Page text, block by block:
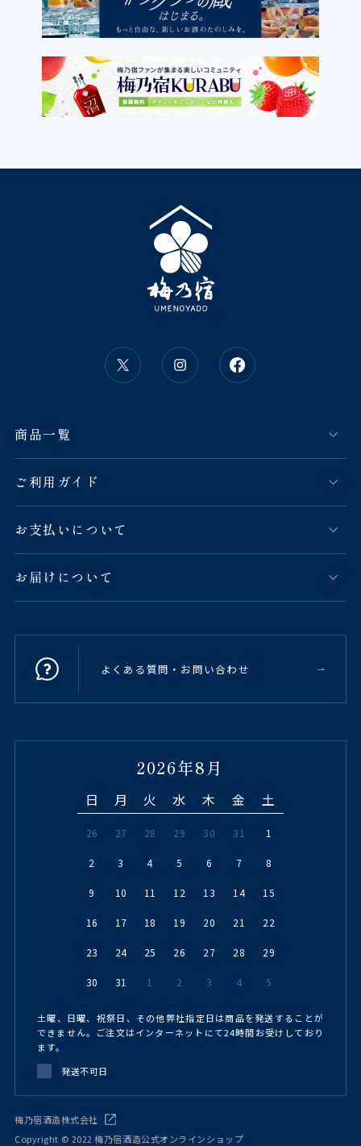
商品一覧
ご利用ガイド
お支払いについて
お届けについて
よくある質問・お問い合わせ
2026年8月
日 月 火 水 木 金 土
26 27 28 29 30 31 1
2 3 4 5 6 7 8
9 10 11 12 13 14 15
16 17 18 19 20 21 22
23 24 25 26 27 28 29
30 31 1 2 3 4 5
土曜、日曜、祝祭日、その他弊社指定日は商品を発送することが
できません。ご注文はインターネットにて24時間お受けしており
ます。
発送不可日
梅乃宿酒造株式会社
Copyright © 2022 梅乃宿酒造公式オンラインショップ